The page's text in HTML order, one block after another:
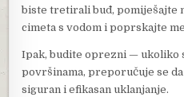
biste tretirali buđ, pomiješajte
cimeta s vodom i poprskajte
Ipak, budite oprezni — ukoliko
površinama, preporučuje se
siguran i efikasan uklanjanje.